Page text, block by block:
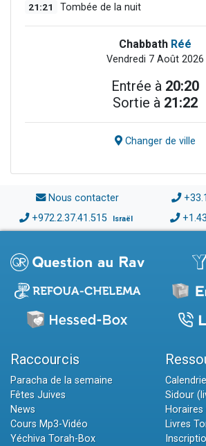
21:21 Tombée de la nuit
Chabbath Réé
Vendredi 7 Août 2026
Entrée à 20:20
Sortie à 21:22
Changer de ville
Nous contacter
+972.2.37.41.515 Israël
Raccourcis
Paracha de la semaine
Fêtes Juives
News
Cours Mp3-Vidéo
Yéchiva Torah-Box
Sidour
Livres